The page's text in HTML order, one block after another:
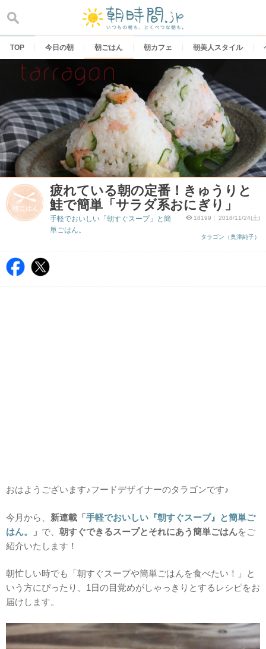
content
TOP 今日の朝 朝ごはん 朝カフェ 朝美人スタイル
疲れている朝の定番！きゅうりと
鮭で簡単「サラダ系おにぎり」
18199 2018/11/24(土)
タラゴン（奥津純子）
手軽でおいしい「朝すぐスープ」と簡
単ごはん。
おはようございます♪フードデザイナーのタラゴンです♪
今月から、 新連載「手軽でおいしい『朝すぐスープ』と簡単ご
はん。
」 で、 朝すぐできるスープとそれにあう簡単ごはんをご
紹介いたします！
朝忙しい時でも「朝すぐスープや簡単ごはんを食べたい！」と
いう方にぴったり、1日の目覚めがしゃっきりとするレシピをお
届けします。